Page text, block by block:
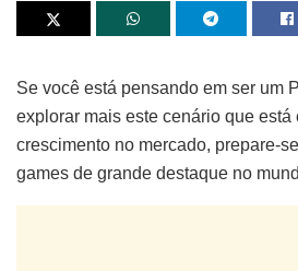
Se você está pensando em ser um
explorar mais este cenário que está
crescimento no mercado, prepare-
games de grande destaque no